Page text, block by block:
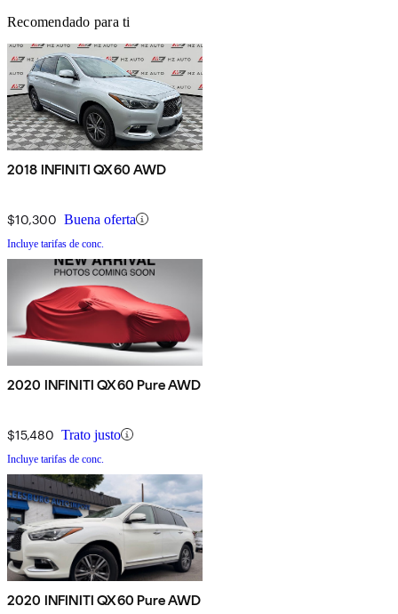
Recomendado para ti
2018 INFINITI QX60 AWD
$10,300 Buena oferta
Incluye tarifas de conc.
2020 INFINITI QX60 Pure AWD
$15,480 Trato justo
Incluye tarifas de conc.
2020 INFINITI QX60 Pure AWD